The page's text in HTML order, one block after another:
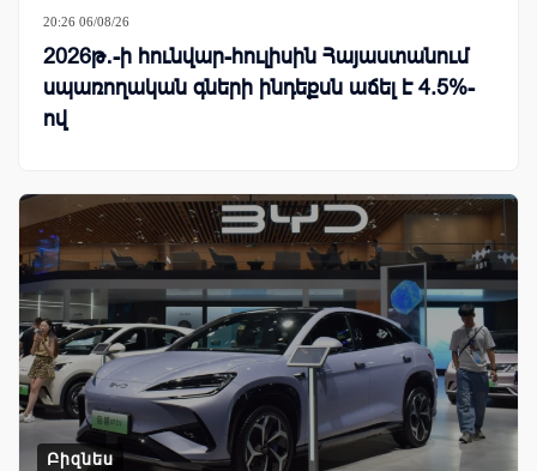
20:26 06/08/26
2026թ․-ի հունվար-հուլիսին Հայաստանում
սպառողական գների ինդեքսն աճել է 4.5%-
ով
Բիզնես